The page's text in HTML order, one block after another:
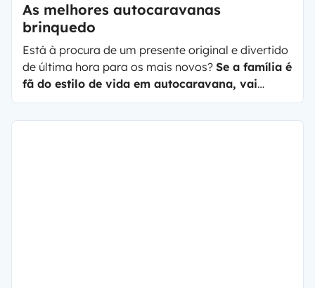
As melhores autocaravanas
brinquedo
Está à procura de um presente original e divertido
de última hora para os mais novos? Se a família é
fã do estilo de vida em autocaravana, vai
descobrir que as autocaravanas de brincar são
muito populares e existem diferentes versões,